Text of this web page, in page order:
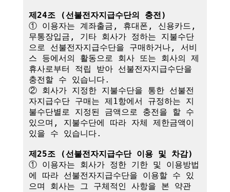
제24조 (선불전자지급수단의 충전)
① 이용자는 계좌출금, 휴대폰, 신용카드,
무통장입금, 기타 회사가 정하는 지불수단
으로 선불전자지급수단을 구매하거나, 서비
스 등에서의 활동으로 회사 또는 회사의 제
휴사로부터 적립 받아 선불전자지급수단을
충전할 수 있습니다.
② 회사가 지정한 지불수단을 통한 선불전
자지급수단 구매는 제1항에서 규정하는 지
불수단별로 지정된 금액으로 충전을 할 수
있으며, 지불수단에 따라 자체 제한금액이
있을 수 있습니다.
제25조 (선불전자지급수단 이용 및 차감)
① 이용자는 회사가 정한 기한 및 이용방법
에 따라 선불전자지급수단을 이용할 수 있
으며 회사는 그 구체적인 사항을 본 약관